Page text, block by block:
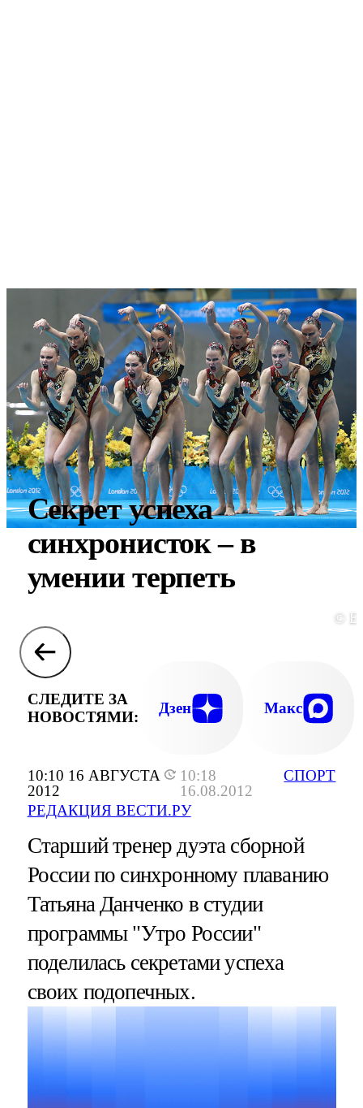
10:10 16 АВГУСТА
2012
10:18
16.08.2012
РЕДАКЦИЯ ВЕСТИ.РУ
СПОРТ
Секрет успеха
синхронисток – в
умении терпеть
©
СЛЕДИТЕ ЗА
НОВОСТЯМИ:
Дзен Макс
Старший тренер дуэта сборной
России по синхронному плаванию
Татьяна Данченко в студии
программы "Утро России"
поделилась секретами успеха
своих подопечных.